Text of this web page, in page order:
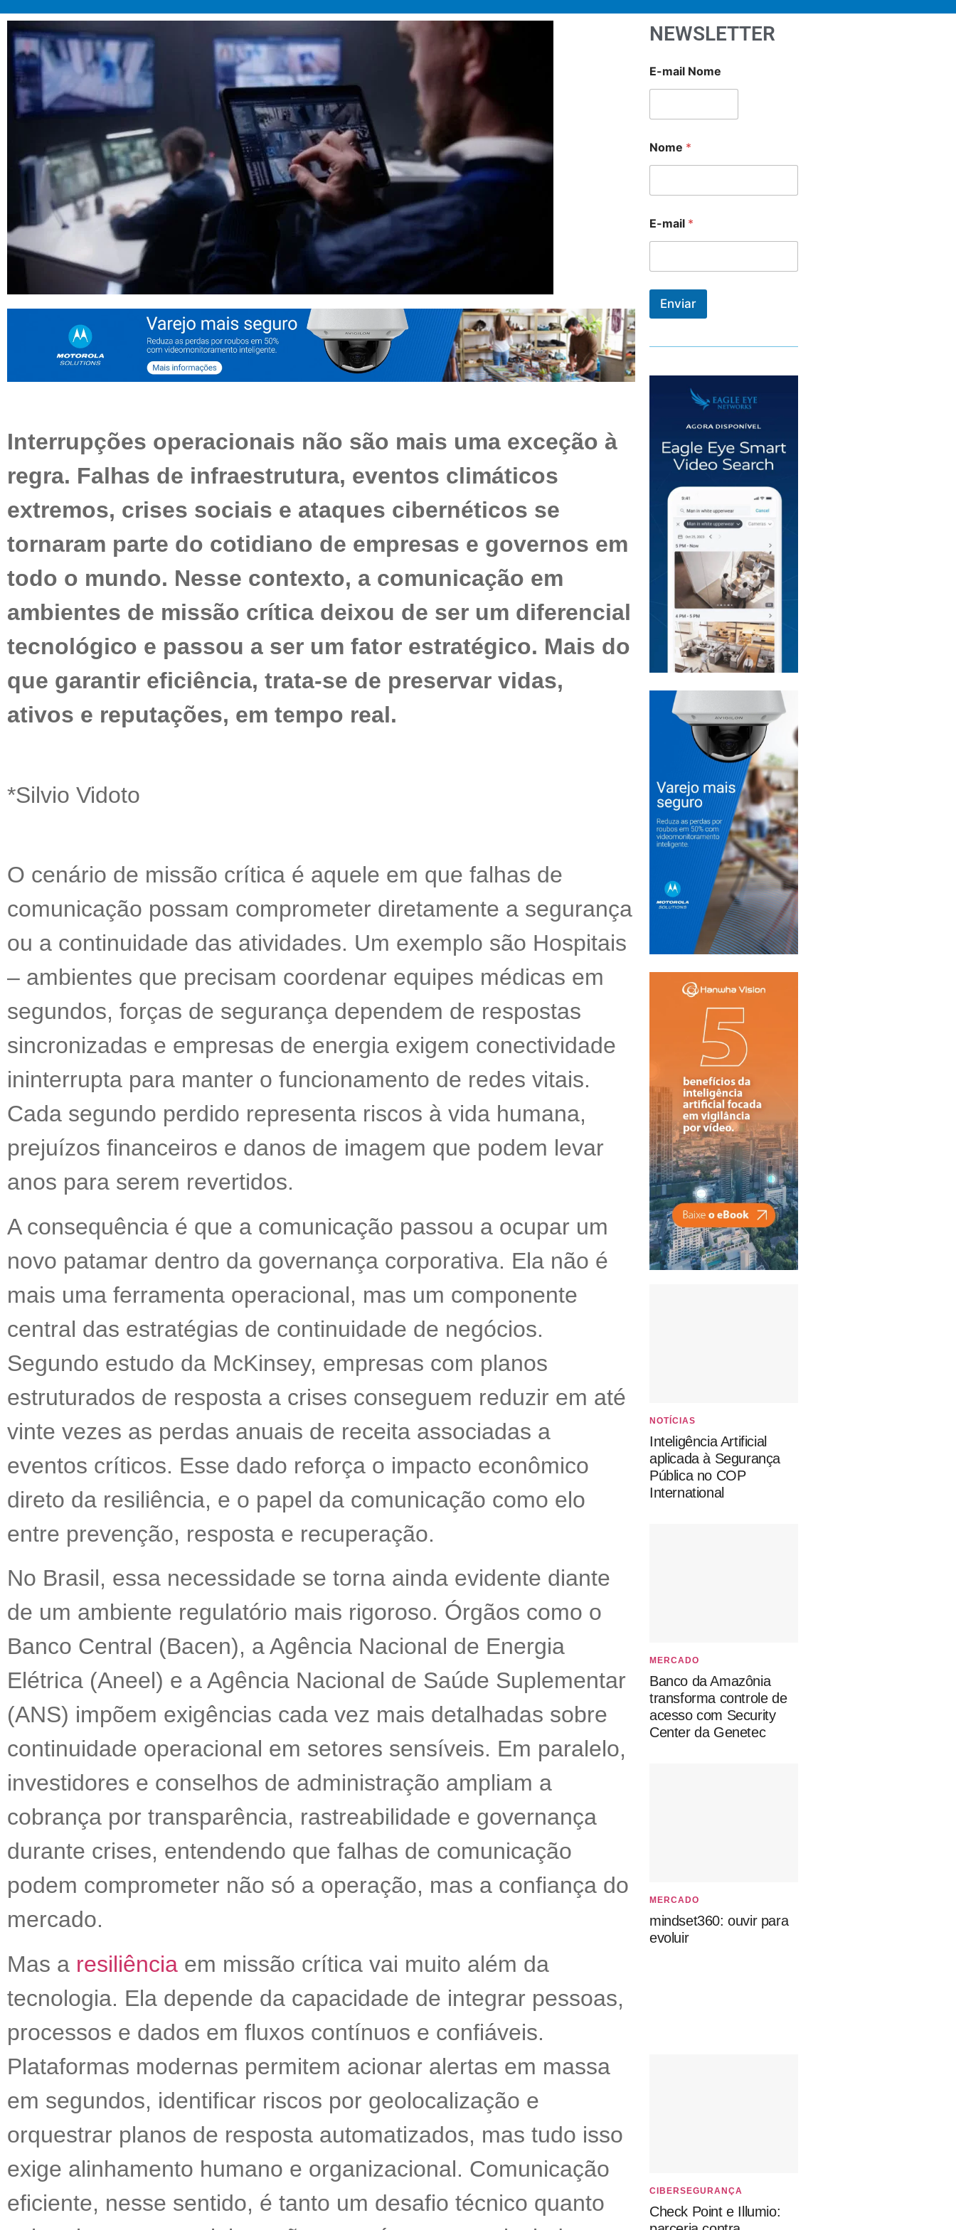
Interrupções operacionais não são mais uma exceção à
regra. Falhas de infraestrutura, eventos climáticos
extremos, crises sociais e ataques cibernéticos se
tornaram parte do cotidiano de empresas e governos em
todo o mundo. Nesse contexto, a comunicação em
ambientes de missão crítica deixou de ser um diferencial
tecnológico e passou a ser um fator estratégico. Mais do
que garantir eficiência, trata-se de preservar vidas,
ativos e reputações, em tempo real.
*Silvio Vidoto
O cenário de missão crítica é aquele em que falhas de
comunicação possam comprometer diretamente a segurança
ou a continuidade das atividades. Um exemplo são Hospitais
– ambientes que precisam coordenar equipes médicas em
segundos, forças de segurança dependem de respostas
sincronizadas e empresas de energia exigem conectividade
ininterrupta para manter o funcionamento de redes vitais.
Cada segundo perdido representa riscos à vida humana,
prejuízos financeiros e danos de imagem que podem levar
anos para serem revertidos.
A consequência é que a comunicação passou a ocupar um
novo patamar dentro da governança corporativa. Ela não é
mais uma ferramenta operacional, mas um componente
central das estratégias de continuidade de negócios.
Segundo estudo da McKinsey, empresas com planos
estruturados de resposta a crises conseguem reduzir em até
vinte vezes as perdas anuais de receita associadas a
eventos críticos. Esse dado reforça o impacto econômico
direto da resiliência, e o papel da comunicação como elo
entre prevenção, resposta e recuperação.
No Brasil, essa necessidade se torna ainda evidente diante
de um ambiente regulatório mais rigoroso. Órgãos como o
Banco Central (Bacen), a Agência Nacional de Energia
Elétrica (Aneel) e a Agência Nacional de Saúde Suplementar
(ANS) impõem exigências cada vez mais detalhadas sobre
continuidade operacional em setores sensíveis. Em paralelo,
investidores e conselhos de administração ampliam a
cobrança por transparência, rastreabilidade e governança
durante crises, entendendo que falhas de comunicação
podem comprometer não só a operação, mas a confiança do
mercado.
Mas a resiliência em missão crítica vai muito além da
tecnologia. Ela depende da capacidade de integrar pessoas,
processos e dados em fluxos contínuos e confiáveis.
Plataformas modernas permitem acionar alertas em massa
em segundos, identificar riscos por geolocalização e
orquestrar planos de resposta automatizados, mas tudo isso
exige alinhamento humano e organizacional. Comunicação
eficiente, nesse sentido, é tanto um desafio técnico quanto
NEWSLETTER
E-mail Nome
Nome *
E-mail *
Enviar
NOTÍCIAS
Inteligência Artificial
aplicada à Segurança
Pública no COP
International
MERCADO
Banco da Amazônia
transforma controle de
acesso com Security
Center da Genetec
MERCADO
mindset360: ouvir para
evoluir
CIBERSEGURANÇA
Check Point e Illumio: